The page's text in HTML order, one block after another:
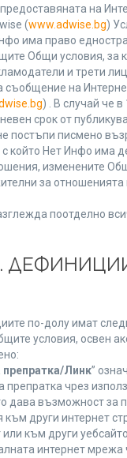
на
(www.adwise.bg)
има право
Общи условия, за
и трети
съобщение на
) . В случай че в
срок от
постъпи писмено
с който Нет Инфо има
изменените
за
поотделно
по-долу имат
условия, освен
препратка/Линк”
препратка чрез
дава възможност за
към други интернет
към други
интернет мрежа